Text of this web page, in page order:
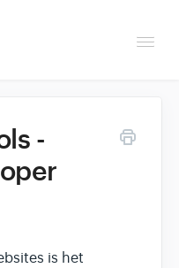
-
is het